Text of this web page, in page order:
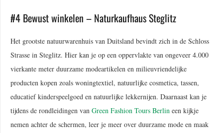
#4 Bewust winkelen – Naturkaufhaus Steglitz
Het grootste natuurwarenhuis van Duitsland bevindt zich in de Schloss
Strasse in Steglitz. Hier kan je op een oppervlakte van ongeveer 4.000
vierkante meter duurzame modeartikelen en milieuvriendelijke
producten kopen zoals woningtextiel, natuurlijke cosmetica, tassen,
educatief kinderspeelgoed en natuurlijke lekkernijen. Daarnaast kan je
tijdens de rondleidingen van Green Fashion Tours Berlin een kijkje
nemen achter de schermen, leer je meer over duurzame mode en maak